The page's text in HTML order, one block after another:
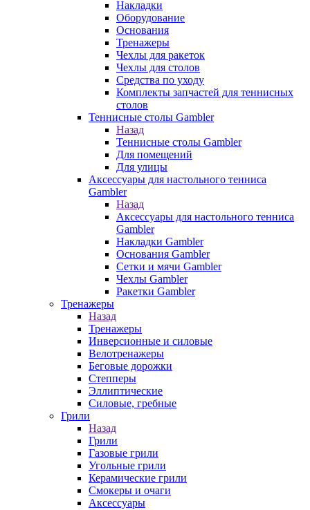
Накладки
Оборудование
Основания
Тренажеры
Чехлы для ракеток
Чехлы для столов
Средства по уходу
Комплекты запчастей для теннисных
столов
Теннисные столы Gambler
Назад
Теннисные столы Gambler
Для помещений
Для улицы
Аксессуары для настольного тенниса
Gambler
Назад
Аксессуары для настольного тенниса
Gambler
Накладки Gambler
Основания Gambler
Сетки и мячи Gambler
Чехлы Gambler
Ракетки Gambler
Тренажеры
Назад
Тренажеры
Инверсионные и силовые
Велотренажеры
Беговые дорожки
Степперы
Эллиптические
Силовые, гребные
Грили
Назад
Грили
Газовые грили
Угольные грили
Керамические грили
Смокеры и очаги
Аксессуары